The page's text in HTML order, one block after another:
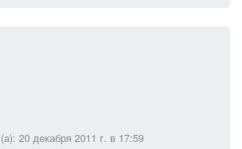
20 декабря 2011 г. в 17:59